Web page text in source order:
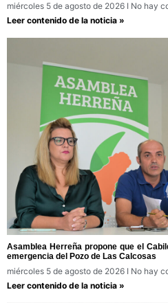
miércoles 5 de agosto de 2026
No hay
Leer contenido de la noticia »
Asamblea Herreña propone que el
emergencia del Pozo de Las Calcosas
miércoles 5 de agosto de 2026
No hay
Leer contenido de la noticia »